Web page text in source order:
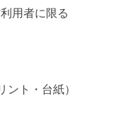
用者に限る
ト・台紙）